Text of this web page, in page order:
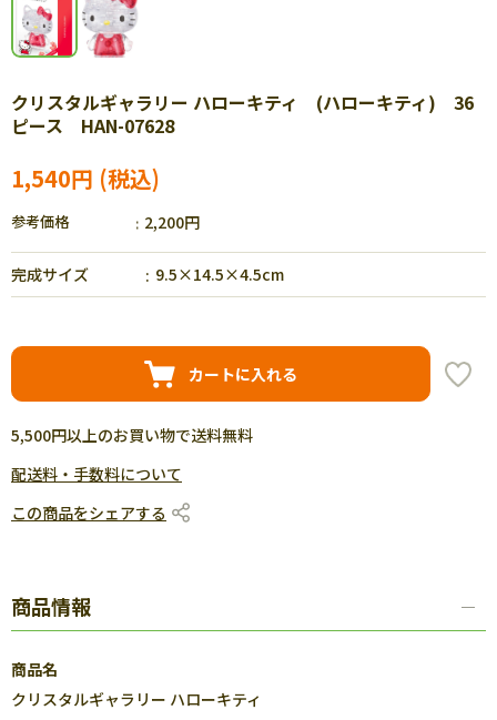
クリスタルギャラリー ハローキティ (ハローキティ) 36
ピース HAN-07628
1,540円
参考価格 2,200円
完成サイズ 9.5×14.5×4.5cm
カートに入れる
5,500円以上のお買い物で送料無料
配送料・手数料について
この商品をシェアする
商品情報
商品名
クリスタルギャラリー ハローキティ